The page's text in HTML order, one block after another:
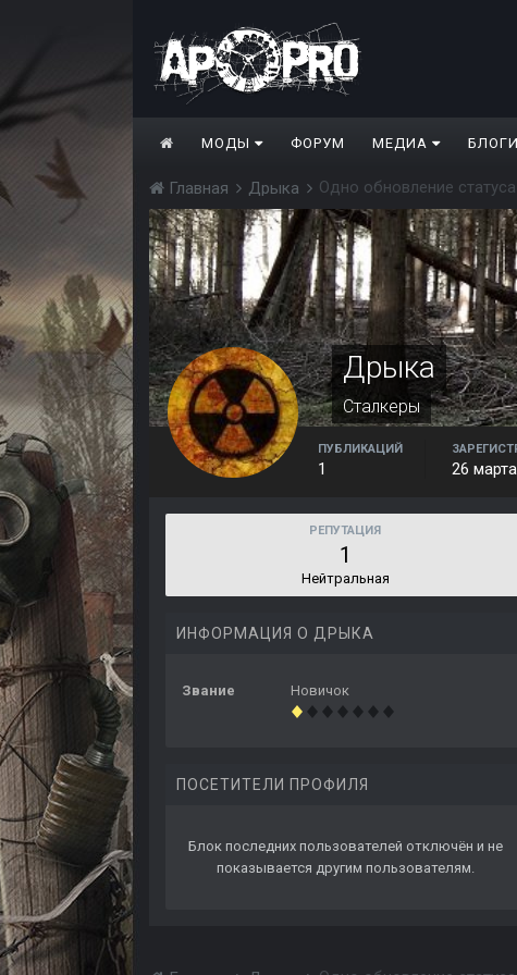
МОДЫ ФОРУМ МЕДИА БЛОГИ
Главная Дрыка Одно обновление статуса
Дрыка
Сталкеры
ПУБЛИКАЦИЙ
1 26
РЕПУТАЦИЯ
1
Нейтральная
ИНФОРМАЦИЯ О ДРЫКА
Звание Новичок
ПОСЕТИТЕЛИ ПРОФИЛЯ
Блок последних пользователей отключён и не
показывается другим пользователям.